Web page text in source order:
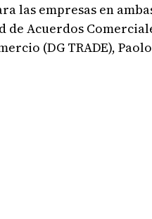
las empresas en
de Acuerdos
(DG TRADE),